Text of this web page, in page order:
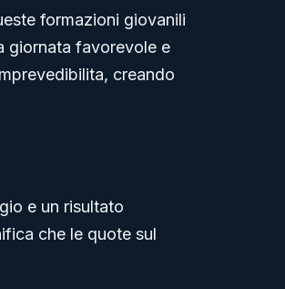
formazioni giovanili
giornata favorevole e
creando
e un risultato
che le quote sul